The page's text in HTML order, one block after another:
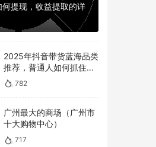
提现，收益提取的详
2025年抖音带货蓝海品类
推荐，普通人如何抓住冷
门机会？
782
广州最大的商场（广州市
十大购物中心）
717